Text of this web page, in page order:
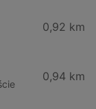
0,92 km
0,94 km